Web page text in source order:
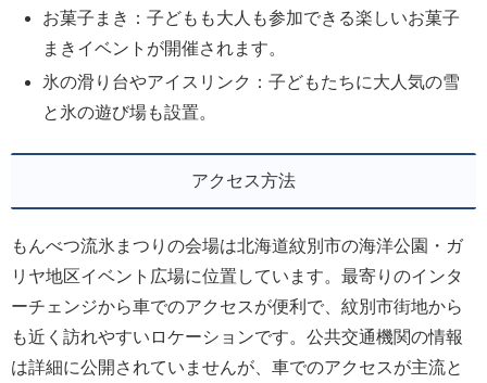
お菓子まき：子どもも大人も参加できる楽しいお菓子
まきイベントが開催されます。
氷の滑り台やアイスリンク：子どもたちに大人気の雪
と氷の遊び場も設置。
アクセス方法
もんべつ流氷まつりの会場は北海道紋別市の海洋公園・ガ
リヤ地区イベント広場に位置しています。最寄りのインタ
ーチェンジから車でのアクセスが便利で、紋別市街地から
も近く訪れやすいロケーションです。公共交通機関の情報
は詳細に公開されていませんが、車でのアクセスが主流と